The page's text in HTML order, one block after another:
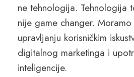
ne tehnologija. Tehnologija
nije game changer.
upravljanju korisničkim
digitalnog marketinga i
inteligencije.